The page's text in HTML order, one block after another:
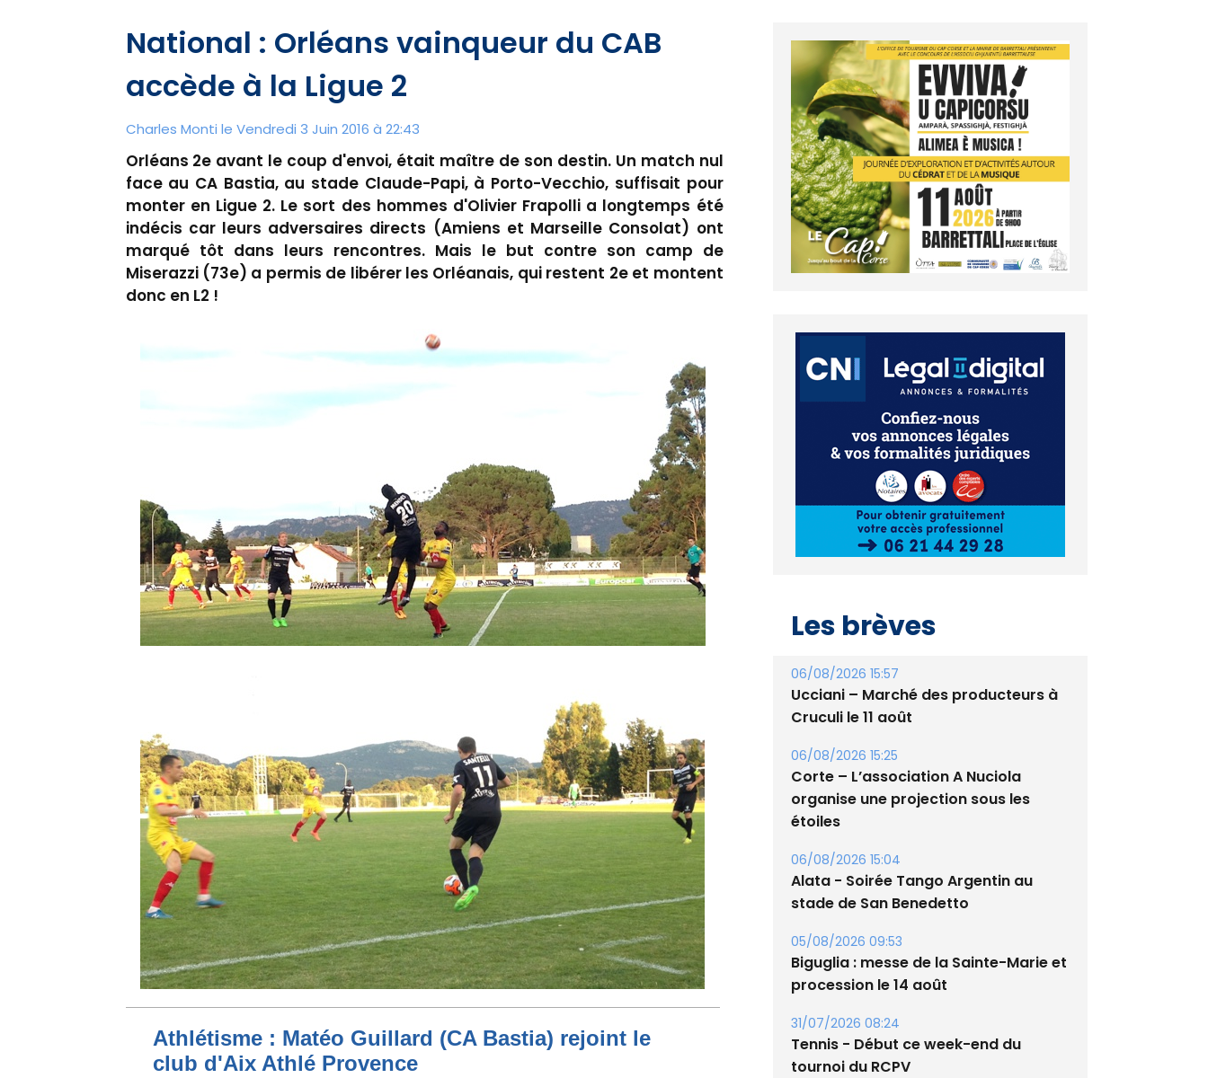
National : Orléans vainqueur du CAB
accède à la Ligue 2
Charles Monti le Vendredi 3 Juin 2016 à 22:43
Orléans 2e avant le coup d'envoi, était maître de son destin. Un match nul
face au CA Bastia, au stade Claude-Papi, à Porto-Vecchio, suffisait pour
monter en Ligue 2. Le sort des hommes d'Olivier Frapolli a longtemps été
indécis car leurs adversaires directs (Amiens et Marseille Consolat) ont
marqué tôt dans leurs rencontres. Mais le but contre son camp de
Miserazzi (73e) a permis de libérer les Orléanais, qui restent 2e et montent
donc en L2 !
Athlétisme : Matéo Guillard (CA Bastia) rejoint le
club d'Aix Athlé Provence
Les brèves
06/08/2026 15:57
Ucciani – Marché des producteurs à
Cruculi le 11 août
06/08/2026 15:25
Corte – L’association A Nuciola
organise une projection sous les
étoiles
06/08/2026 15:04
Alata - Soirée Tango Argentin au
stade de San Benedetto
05/08/2026 09:53
Biguglia : messe de la Sainte-Marie et
procession le 14 août
31/07/2026 08:24
Tennis - Début ce week-end du
tournoi du RCPV